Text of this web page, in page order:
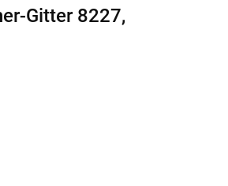
Gitter 8227,